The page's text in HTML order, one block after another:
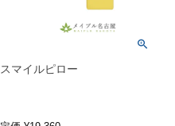
スマイルピロー